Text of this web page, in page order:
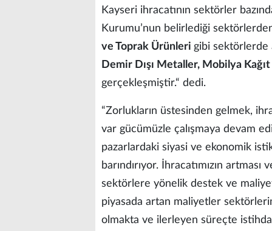
Kayseri ihracatının sektörler
Kurumu’nun belirlediği
ve Toprak Ürünleri gibi sektörlerde
Demir Dışı Metaller, Mobilya
gerçekleşmiştir.“ dedi.
“Zorlukların üstesinden gelmek,
var gücümüzle çalışmaya devam
pazarlardaki siyasi ve ekonomik
barındırıyor. İhracatımızın
sektörlere yönelik destek ve
piyasada artan maliyetler
olmakta ve ilerleyen süreçte